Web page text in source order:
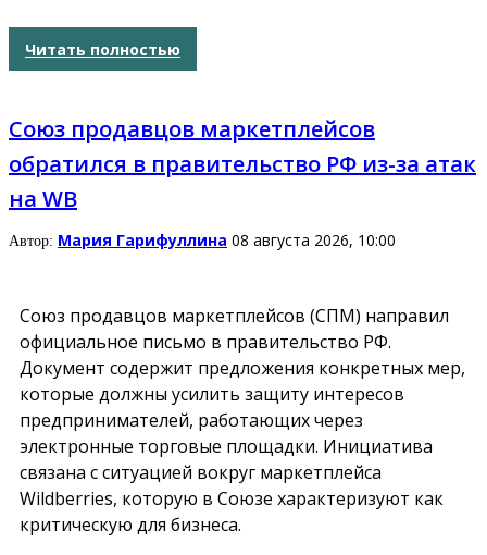
Читать полностью
Союз продавцов маркетплейсов
обратился в правительство РФ из-за атак
на WB
Автор: Мария Гарифуллина 08 августа 2026, 10:00
Союз продавцов маркетплейсов (СПМ) направил
официальное письмо в правительство РФ.
Документ содержит предложения конкретных мер,
которые должны усилить защиту интересов
предпринимателей, работающих через
электронные торговые площадки. Инициатива
связана с ситуацией вокруг маркетплейса
Wildberries, которую в Союзе характеризуют как
критическую для бизнеса.